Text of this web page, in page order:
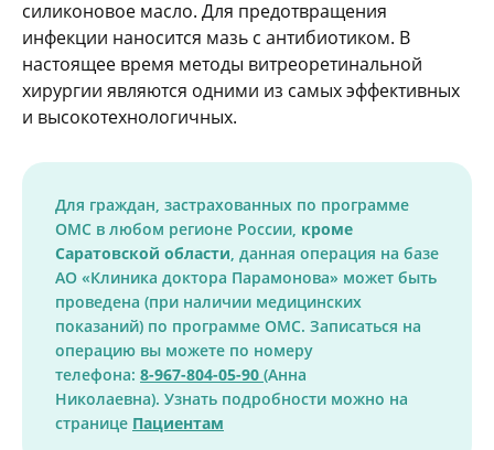
силиконовое масло. Для предотвращения
инфекции наносится мазь с антибиотиком. В
настоящее время методы витреоретинальной
хирургии являются одними из самых эффективных
и высокотехнологичных.
Для граждан, застрахованных по программе
ОМС в любом регионе России, кроме
Саратовской области, данная операция на базе
АО «Клиника доктора Парамонова» может быть
проведена (при наличии медицинских
показаний) по программе ОМС. Записаться на
операцию вы можете по номеру
телефона: 8-967-804-05-90 (Анна
Николаевна). Узнать подробности можно на
странице Пациентам